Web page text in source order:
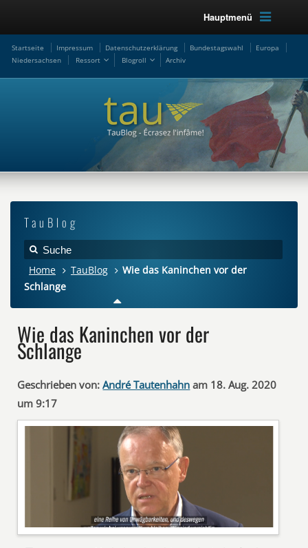
Hauptmenü
Startseite Impressum Datenschutzerklärung Bundestagswahl
Europa
Niedersachsen
Ressort Blogroll Archiv
TauBlog
Home TauBlog
Wie das Kaninchen vor der
Schlange
Wie das Kaninchen vor der
Schlange
Geschrieben von: André Tautenhahn am 18. Aug. 2020
um 9:17